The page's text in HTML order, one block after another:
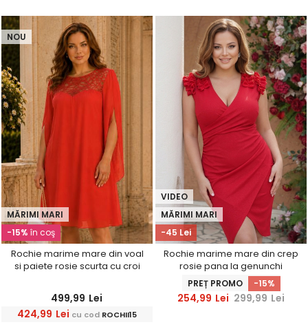
-15% în coş
MĂRIMI MARI
NOU
Rochie marime mare din voal
si paiete rosie scurta cu croi
499,99 Lei
424,99 Lei cu cod ROCHII15
-45 Lei
VIDEO
MĂRIMI MARI
Rochie marime mare din crep
rosie pana la genunchi
petrecuta tip creion cu
volanase - StarShinerS
PREȚ PROMO -15%
254,99 Lei 299,99 Lei